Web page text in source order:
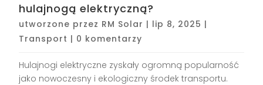
hulajnogą elektryczną?
utworzone przez RM Solar | lip 8, 2025 |
Transport | 0 komentarzy
Hulajnogi elektryczne zyskały ogromną popularność
jako nowoczesny i ekologiczny środek transportu.